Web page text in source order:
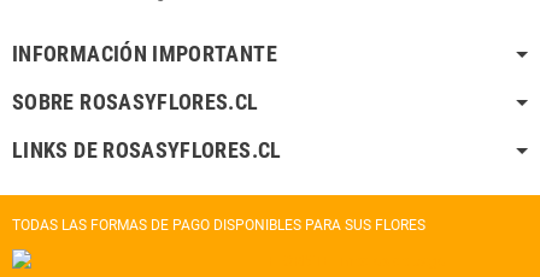
INFORMACIÓN IMPORTANTE
SOBRE ROSASYFLORES.CL
LINKS DE ROSASYFLORES.CL
TODAS LAS FORMAS DE PAGO DISPONIBLES PARA SUS FLORES